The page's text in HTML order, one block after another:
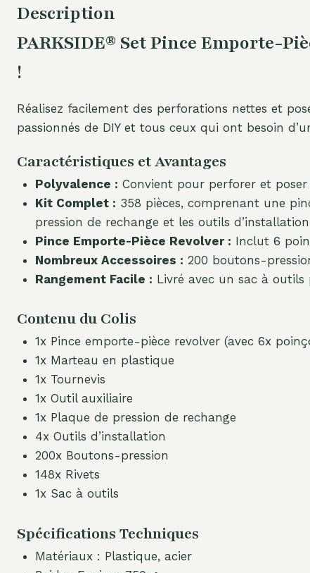
Description
PARKSIDE® Set Pince Emporte-
!
Réalisez facilement des perforations nettes et
passionnés de DIY et tous ceux qui ont besoin
Caractéristiques et Avantages
Polyvalence : Convient pour perforer et
Kit Complet : 358 pièces, comprenant une
pression de rechange et les outils d’installation
Pince Emporte-Pièce Revolver : Inclut 6
Nombreux Accessoires : 200 boutons-
Rangement Facile : Livré avec un sac à
Contenu du Colis
1x Pince emporte-pièce revolver (avec 6x
1x Marteau en plastique
1x Tournevis
1x Outil auxiliaire
1x Plaque de pression de rechange
4x Outils d’installation
200x Boutons-pression
148x Rivets
1x Sac à outils
Spécifications Techniques
Matériaux : Plastique, acier